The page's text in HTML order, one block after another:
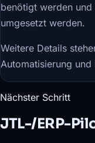
benötigt werden
umgesetzt werden.
Weitere Details
Automatisierung und
Nächster Schritt
JTL-/ERP-